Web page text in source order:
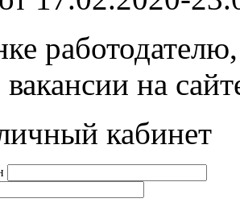
вакансии на
кабинет